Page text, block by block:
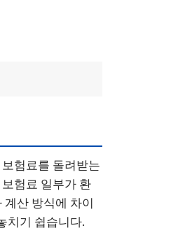
험료를 돌려받는
험료 일부가 환
산 방식에 차이
치기 쉽습니다.